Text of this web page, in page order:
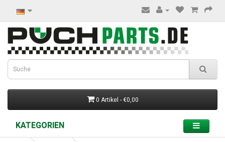
0 Artikel - €0,00
KATEGORIEN